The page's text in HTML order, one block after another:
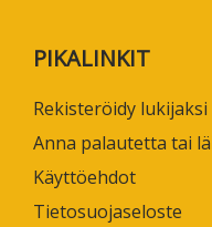
PIKALINKIT
Rekisteröidy lukijaksi
Anna palautetta tai
Käyttöehdot
Tietosuojaseloste